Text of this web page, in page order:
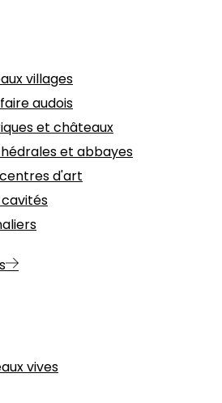
villages
audois
et châteaux
et abbayes
d'art
vives